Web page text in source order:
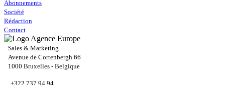
Abonnements
Société
Rédaction
Contact
Sales & Marketing
Avenue de Cortenbergh 66
1000 Bruxelles - Belgique
+322 737 94 94